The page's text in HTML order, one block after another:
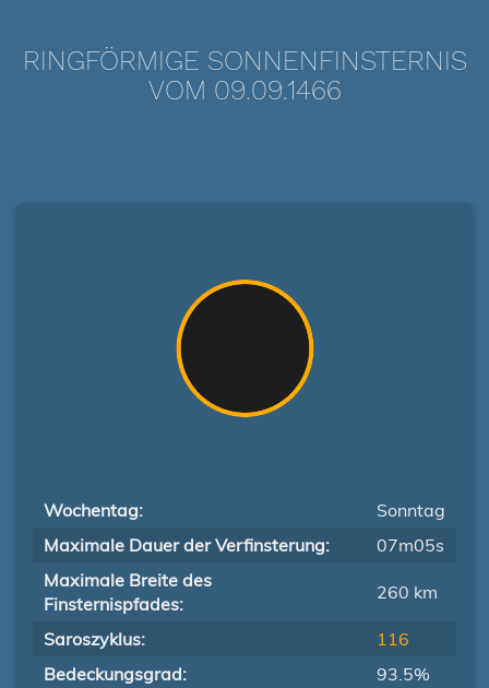
RINGFÖRMIGE SONNENFINSTERNIS
VOM 09.09.1466
Wochentag:
Sonntag
Maximale Dauer der Verfinsterung:
07m05s
Maximale Breite des
Finsternispfades:
260 km
Saroszyklus:
116
Bedeckungsgrad:
93.5%